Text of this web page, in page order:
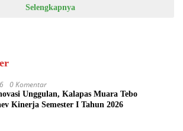
Selengkapnya
0 Komentar
Unggulan, Kalapas Muara Tebo
Kinerja Semester I Tahun 2026